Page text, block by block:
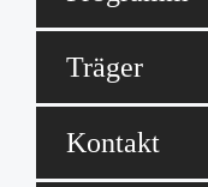
Träger
Kontakt